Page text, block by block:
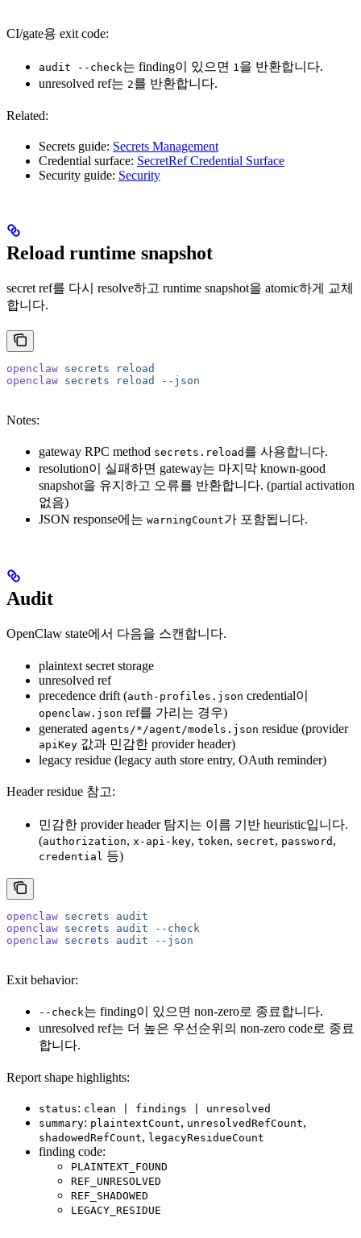
CI/gate용 exit code:
audit --check는 finding이 있으면 1을 반환합니다.
unresolved ref는 2를 반환합니다.
Related:
Secrets guide: Secrets Management
Credential surface: SecretRef Credential Surface
Security guide: Security
Reload runtime snapshot
secret ref를 다시 resolve하고 runtime snapshot을 atomic하게 교체
합니다.
openclaw secrets reload
openclaw secrets reload --json
Notes:
gateway RPC method secrets.reload 를 사용합니다.
resolution이 실패하면 gateway는 마지막 known-good
snapshot을 유지하고 오류를 반환합니다. (partial activation
없음)
JSON response에는 warningCount가 포함됩니다.
Audit
OpenClaw state에서 다음을 스캔합니다.
plaintext secret storage
unresolved ref
precedence drift (auth-profiles.json credential이
openclaw.json ref를 가리는 경우)
generated agents/*/agent/models.json residue (provider
apiKey 값과 민감한 provider header)
legacy residue (legacy auth store entry, OAuth reminder)
Header residue 참고:
민감한 provider header 탐지는 이름 기반 heuristic입니다.
(authorization, x-api-key, token, secret, password ,
credential 등)
openclaw secrets audit
openclaw secrets audit --check
openclaw secrets audit --json
Exit behavior:
--check는 finding이 있으면 non-zero로 종료합니다.
unresolved ref는 더 높은 우선순위의 non-zero code로 종료
합니다.
Report shape highlights:
status: clean | findings | unresolved
summary: plaintextCount, unresolvedRefCount,
shadowedRefCount, legacyResidueCount
finding code:
PLAINTEXT_FOUND
REF_UNRESOLVED
REF_SHADOWED
LEGACY_RESIDUE